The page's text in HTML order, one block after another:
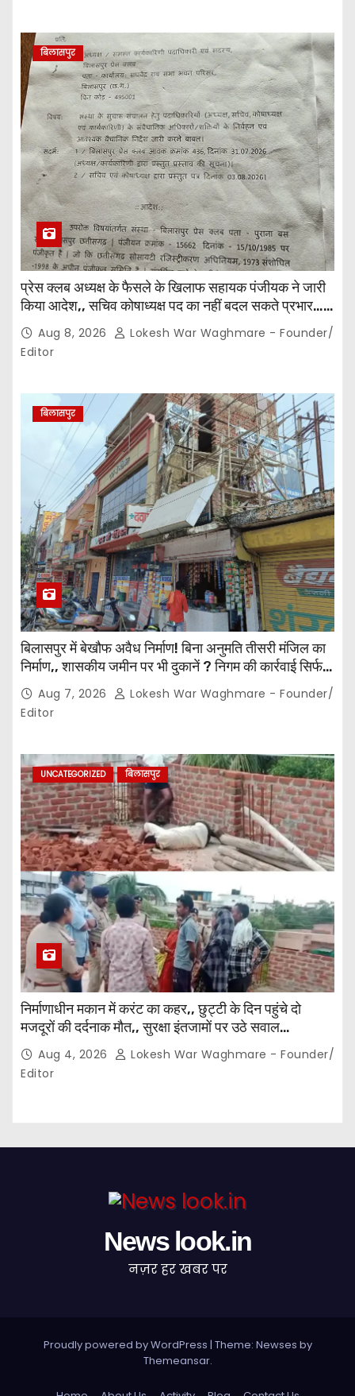
बिलासपुर
प्रेस क्लब अध्यक्ष के फैसले के खिलाफ सहायक पंजीयक ने जारी
किया आदेश,, सचिव कोषाध्यक्ष पद का नहीं बदल सकते प्रभार…
पदाधिकारियों के बीच विवाद अब प्रशासनिक जांच और नियमों की
कसौटी तक पहुंचा…
Aug 8, 2026
Lokesh War Waghmare - Founder/
Editor
बिलासपुर
बिलासपुर में बेखौफ अवैध निर्माण! बिना अनुमति तीसरी मंजिल का
निर्माण,, शासकीय जमीन पर भी दुकानें ? निगम की कार्रवाई सिर्फ
नोटिस तक सीमित? मुख्य मार्ग पर नियमों की खुलेआम अनदेखी,
जिम्मेदार अधिकारियों की कार्यप्रणाली पर उठे सवाल…
Aug 7, 2026
Lokesh War Waghmare - Founder/
Editor
UNCATEGORIZED बिलासपुर
निर्माणाधीन मकान में करंट का कहर,, छुट्टी के दिन पहुंचे दो
मजदूरों की दर्दनाक मौत,, सुरक्षा इंतजामों पर उठे सवाल…
Aug 4, 2026
Lokesh War Waghmare - Founder/
Editor
News look.in
नज़र हर खबर पर
Proudly powered by WordPress | Theme: Newses by
Themeansar.